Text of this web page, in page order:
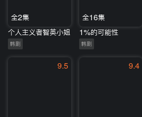
全2集
个人主义者智英小姐
韩剧
全16集
1%的可能性
韩剧
9.5 9.4